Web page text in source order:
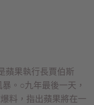
蘋果執行長賈伯斯
。○九年最後一天，
料，指出蘋果將在一